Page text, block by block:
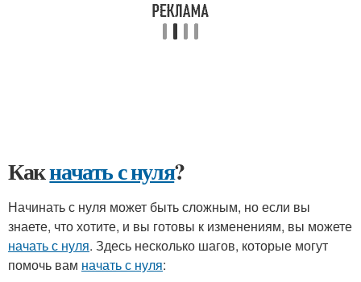
Какначать с нуля?
Начинать с нуля может быть сложным, но если вы
знаете, что хотите, и вы готовы к изменениям, вы можете
начать с нуля. Здесь несколько шагов, которые могут
помочь вам начать с нуля: